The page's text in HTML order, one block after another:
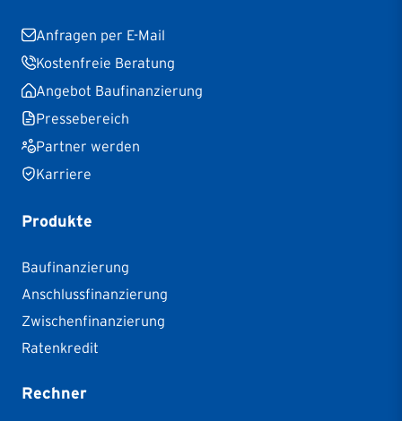
Anfragen per E-Mail
Kostenfreie Beratung
Angebot Baufinanzierung
Pressebereich
Partner werden
Karriere
Produkte
Baufinanzierung
Anschlussfinanzierung
Zwischenfinanzierung
Ratenkredit
Rechner